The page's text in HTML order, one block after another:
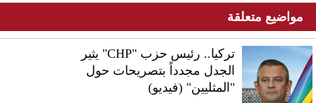
مواضيع متعلقة
تركيا.. رئيس حزب "CHP" يثير
الجدل مجدداً بتصريحات حول
"المثليين" (فيديو)